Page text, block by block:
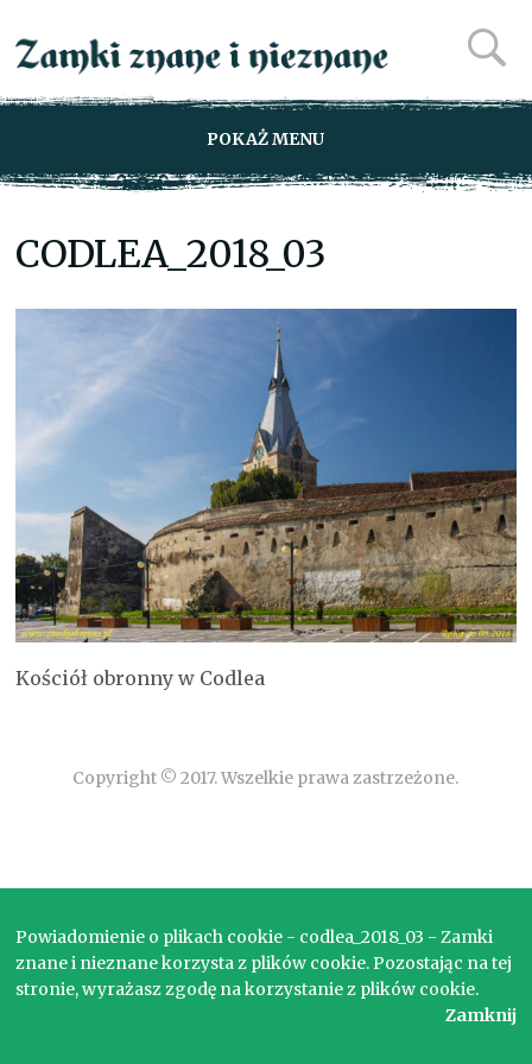
POKAŻ MENU
CODLEA_2018_03
Kościół obronny w Codlea
Copyright © 2017. Wszelkie prawa zastrzeżone.
Powiadomienie o plikach cookie - codlea_2018_03 - Zamki
znane i nieznane korzysta z plików cookie. Pozostając na tej
stronie, wyrażasz zgodę na korzystanie z plików cookie.
Zamknij